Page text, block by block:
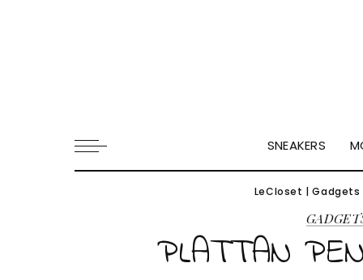
SNEAKERS
LeCloset |Gadgets
PLATTAN